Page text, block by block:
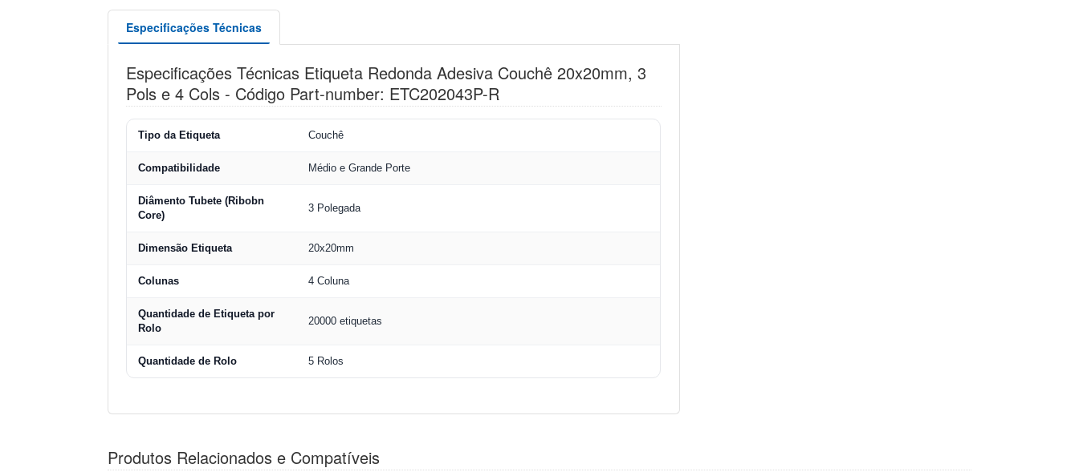
Especificações Técnicas
Especificações Técnicas Etiqueta Redonda Adesiva Couchê 20x20mm, 3
Pols e 4 Cols - Código Part-number: ETC202043P-R
Tipo da Etiqueta Couchê
Compatibilidade Médio e Grande Porte
Diâmento Tubete (Ribobn
Core)
3 Polegada
Dimensão Etiqueta 20x20mm
Colunas 4 Coluna
Quantidade de Etiqueta por
Rolo
20000 etiquetas
Quantidade de Rolo 5 Rolos
Produtos Relacionados e Compatíveis